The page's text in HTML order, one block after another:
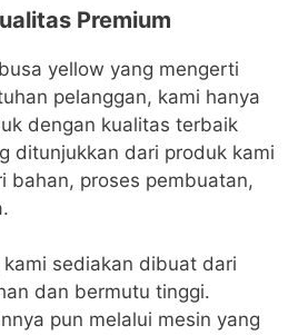
Premium
yellow yang mengerti
pelanggan, kami hanya
dengan kualitas terbaik
ditunjukkan dari produk kami
bahan, proses pembuatan,
sediakan dibuat dari
dan bermutu tinggi.
pun melalui mesin yang